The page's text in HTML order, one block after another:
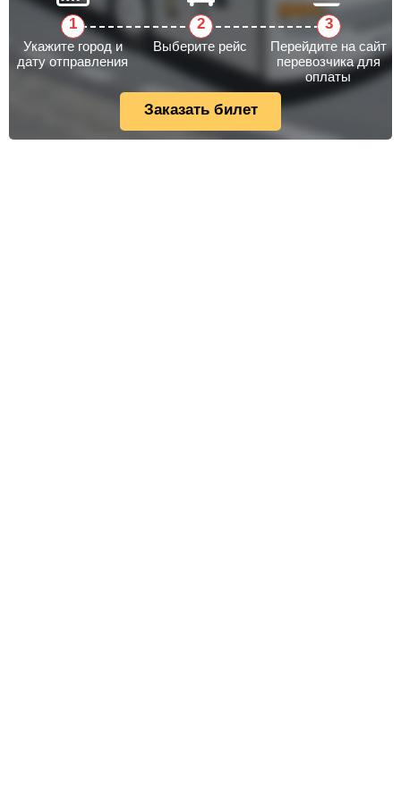
Укажите город и
дату отправления
Выберите рейс
Перейдите на сайт
перевозчика для
оплаты
Заказать билет